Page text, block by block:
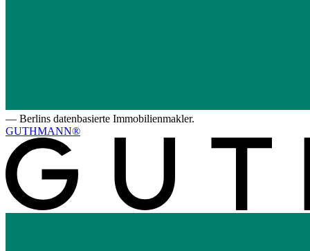
— Berlins datenbasierte Immobilienmakler.
GUTHMANN®